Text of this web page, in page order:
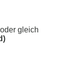
oder gleich